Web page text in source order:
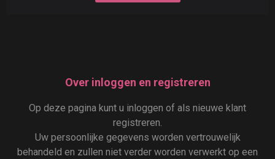
Over inloggen en registreren
Op deze pagina kunt u inloggen of als nieuwe klant
registreren.
Uw persoonlijke gegevens worden vertrouwelijk
behandeld en zullen niet verder worden verwerkt op een